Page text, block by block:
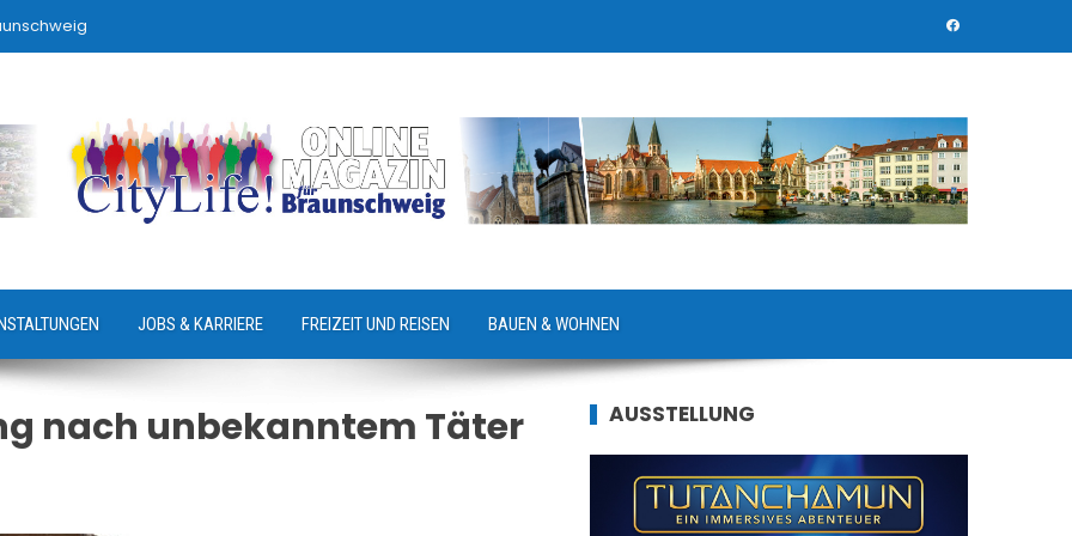
JOBS & KARRIERE FREIZEIT UND REISEN BAUEN & WOHNEN
nach unbekanntem Täter AUSSTELLUNG